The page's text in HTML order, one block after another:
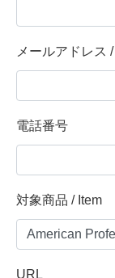
メールアドレス /
電話番号
対象商品 / Item
URL